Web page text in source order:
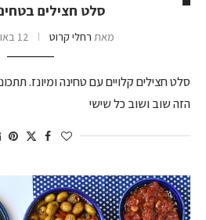
סלט חצילים
מאת רחלי קרוט 12 באוקטובר 2025
סלט חצילים קלויים עם טחינה ומיונז.
הזה שוב ושוב כל שישי